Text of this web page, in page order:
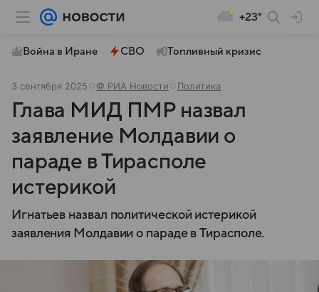
+23°
Война в Иране СВО Топливный кризис
3 сентября 2025 © РИА Новости Политика
Глава МИД ПМР назвал
заявление Молдавии о
параде в Тирасполе
истерикой
Игнатьев назвал политической истерикой
заявления Молдавии о параде в Тирасполе.